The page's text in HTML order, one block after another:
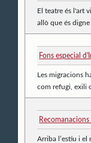
El teatre és l'art
allò que és digne
Fons especial
Les migracions
com refugi, exili
Arriba l’estiu i el